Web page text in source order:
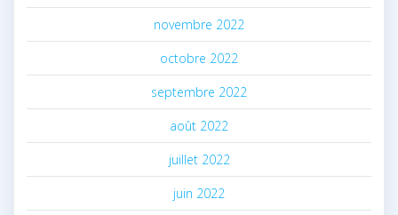
novembre 2022
octobre 2022
septembre 2022
août 2022
juillet 2022
juin 2022